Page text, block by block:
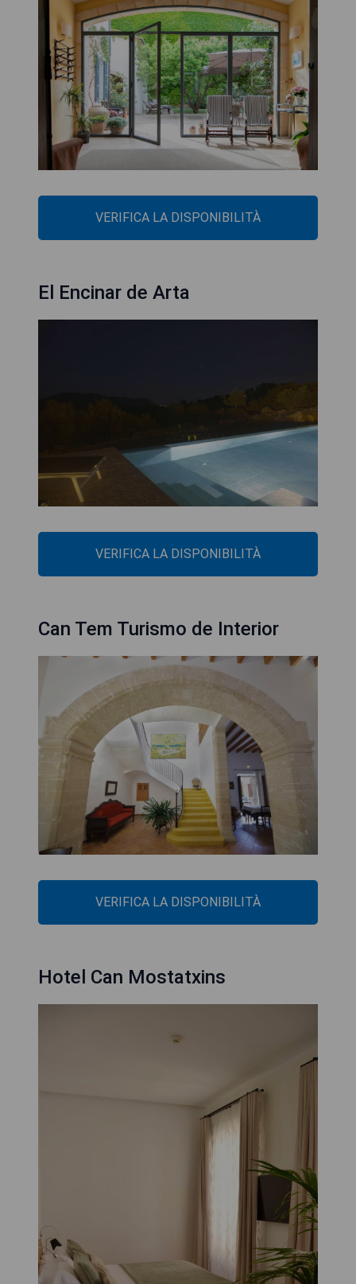
VERIFICA LA DISPONIBILITÀ
El Encinar de Arta
VERIFICA LA DISPONIBILITÀ
Can Tem Turismo de Interior
VERIFICA LA DISPONIBILITÀ
Hotel Can Mostatxins